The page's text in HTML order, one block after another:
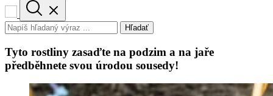
Hľadať
Tyto rostliny zasaďte na podzim a na jaře
předběhnete svou úrodou sousedy!